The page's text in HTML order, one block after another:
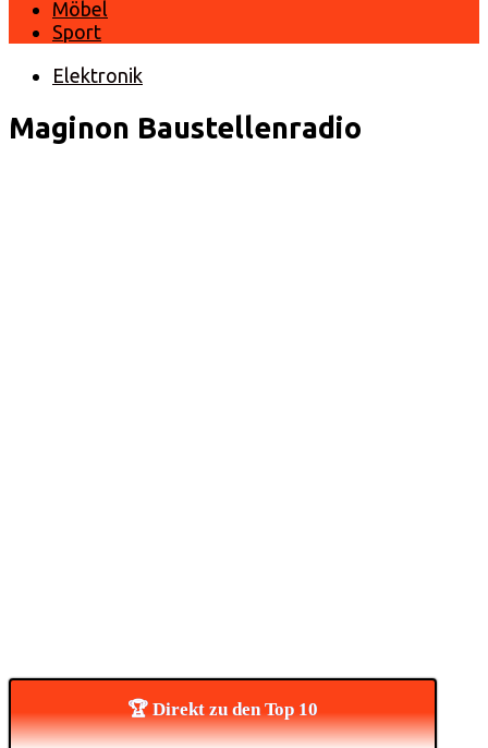
Möbel
Sport
Elektronik
Maginon Baustellenradio
🏆 Direkt zu den Top 10